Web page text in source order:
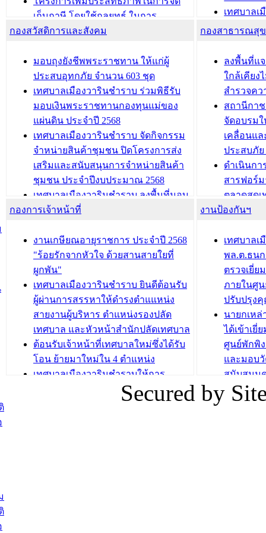
ควบคุมภายในของ สำนัก/กอง/
โรงเรียน/ศูนย์พัฒนาเด็กเล็ก/สถานธนา
บทความ อื่นๆ ...
เก็บภาษี โดยใช้กลยุทธ์ ในการ
พัฒนาการจัดเก็บรายได้ ประจำปี พ.ศ.
เทศบาลเมืองวารินชำราบ ร่วมการ
ประชุมวิชาการระดับนานาชาติและ
นิทรรศการด้านนวัตกรรมท้องถิ่น 2568
และรับรางวัลทีมนักวิจัยดีเด่นจาก
นวัตกรรมโครงการทะเบียนภาษีป้าย
ประชุมผู้เช่าอาคารพาณิชย์ บริเวณ
ถนนเกษมสุขและถนนประทุมเทพภักดี
บทความ อื่นๆ ...
เทศบาลเ
โครงการ
เทศบาล
รับฟังคว
ผังเมือง
วารินชำ
เทศบาล
ซักซ้อมแ
ประโยช
บทความ อื่นๆ ...
กองสวัสดิการและสังคม
มอบถุงยังชีพพระราชทาน ให้แก่ผู้
ประสบอุทกภัย จำนวน 603 ชุด
เทศบาลเมืองวารินชำราบ ร่วมพิธีรับ
มอบเงินพระราชทานกองทุนแม่ของ
แผ่นดิน ประจำปี 2568
เทศบาลเมืองวารินชำราบ จัดกิจกรรม
จำหน่ายสินค้าชุมชน ปิดโครงการส่ง
เสริมและสนับสนุนการจำหน่ายสินค้า
ชุมชน ประจำปีงบประมาณ 2568
เทศบาลเมืองวารินชำราบ ลงพื้นที่มอบ
น้ำดื่มแก่ผู้พักอาศัย ณ ศูนย์พักพิง
กองสวัสดิการสังคม เทศบาลเมือง
วารินชำราบ จัดโครงการอบรมอาชีพ
ระยะสั้น ประจำปี 2568 (หลักสูตรการ
ถักทอผลิตภัณฑ์จากถุงพลาสติก)
บทความ อื่นๆ ...
กองสาธารณสุ
ลงพื้นที่แ
ใกล้เคียง
สำรวจค
สถานีกา
จัดอบรม
เคลื่อนแ
ประสบภั
ดำเนินกา
สารฟอร์
ตลาดสดเ
วารินชำร
ถนนแก่เ
เด็กเล็ก
เทศบาลเ
ปรึกษาห
วัยของอ
บทความ อื่นๆ ...
กองการเจ้าหน้าที่
งานเกษียณอายุราชการ ประจำปี 2568
"ร้อยรักจากหัวใจ ด้วยสานสายใยที่
ผูกพัน"
เทศบาลเมืองวารินชำราบ ยินดีต้อนรับ
ผู้ผ่านการสรรหาให้ดำรงตำแแหน่ง
สายงานผู้บริหาร ตำแหน่งรองปลัด
เทศบาล และหัวหน้าสำนักปลัดเทศบาล
ต้อนรับเจ้าหน้าที่เทศบาลใหม่ซึ่งได้รับ
โอน ย้ายมาใหม่ใน 4 ตำแหน่ง
เทศบาลเมืองวารินชำราบให้การ
ต้อนรับพนักงานเทศบาลผู้ผ่านการ
สรรหาให้ดำรงตำแหน่งสายงานผู้
งานป้องกันฯ
เทศบาลเ
พล.ต.ธน
ตรวจเยี่ย
ภายในศู
ปรับปรุง
นายกเห
ได้เข้าเยี่
ศูนย์พักพิ
และมอบ
สนับสนุน
ภัยน้ำท่วม
ภาพบรร
Secured by